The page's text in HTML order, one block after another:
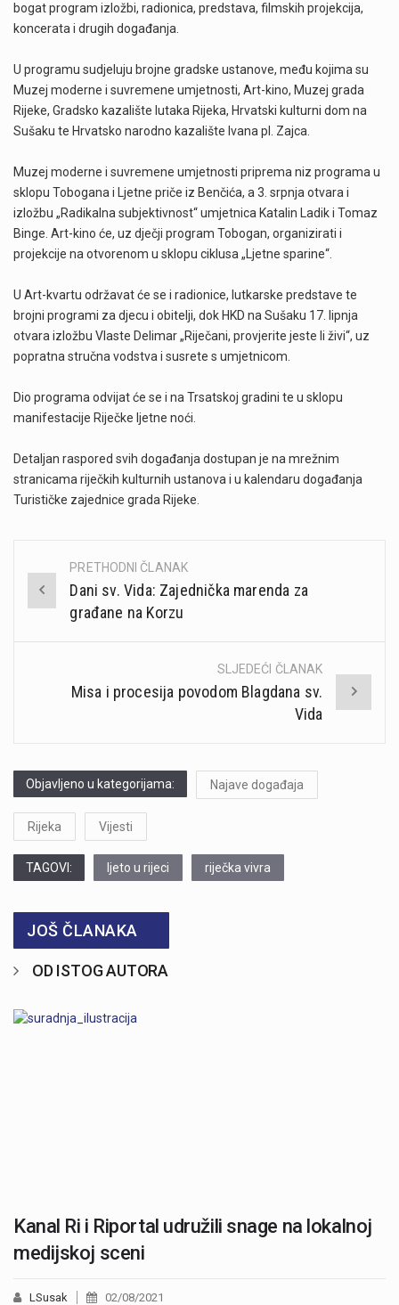
bogat program izložbi, radionica, predstava, filmskih projekcija,
koncerata i drugih događanja.
U programu sudjeluju brojne gradske ustanove, među kojima su
Muzej moderne i suvremene umjetnosti, Art-kino, Muzej grada
Rijeke, Gradsko kazalište lutaka Rijeka, Hrvatski kulturni dom na
Sušaku te Hrvatsko narodno kazalište Ivana pl. Zajca.
Muzej moderne i suvremene umjetnosti priprema niz programa u
sklopu Tobogana i Ljetne priče iz Benčića, a 3. srpnja otvara i
izložbu „Radikalna subjektivnost“ umjetnica Katalin Ladik i Tomaz
Binge. Art-kino će, uz dječji program Tobogan, organizirati i
projekcije na otvorenom u sklopu ciklusa „Ljetne sparine“.
U Art-kvartu održavat će se i radionice, lutkarske predstave te
brojni programi za djecu i obitelji, dok HKD na Sušaku 17. lipnja
otvara izložbu Vlaste Delimar „Riječani, provjerite jeste li živi“, uz
popratna stručna vodstva i susrete s umjetnicom.
Dio programa odvijat će se i na Trsatskoj gradini te u sklopu
manifestacije Riječke ljetne noći.
Detaljan raspored svih događanja dostupan je na mrežnim
stranicama riječkih kulturnih ustanova i u kalendaru događanja
Turističke zajednice grada Rijeke.
Post
navigation
PRETHODNI ČLANAK
Dani sv. Vida: Zajednička marenda za
građane na Korzu
SLJEDEĆI ČLANAK
Misa i procesija povodom Blagdana sv.
Vida
Objavljeno u kategorijama: Najave događaja
Rijeka Vijesti
TAGOVI: ljeto u rijeci riječka vivra
JOŠ ČLANAKA
OD ISTOG AUTORA
Kanal Ri i Riportal udružili snage na lokalnoj
medijskoj sceni
LSusak 02/08/2021